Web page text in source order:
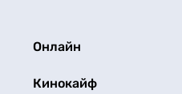
Онлайн
Кинокайф